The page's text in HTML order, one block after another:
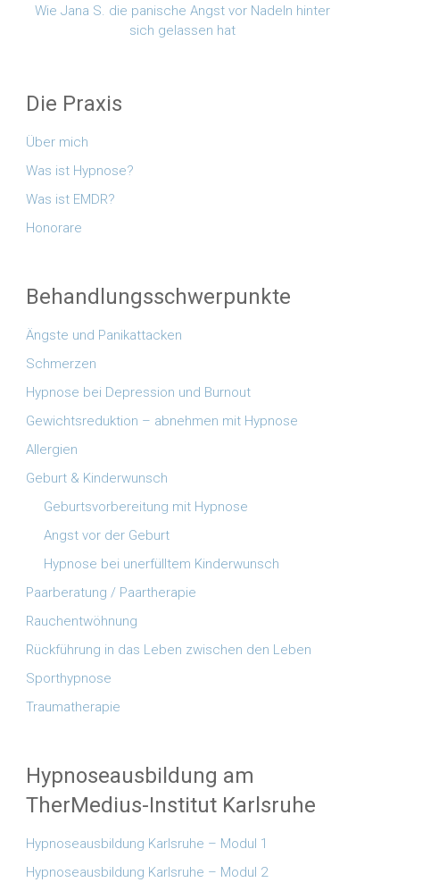
Wie Jana S. die panische Angst vor Nadeln hinter
sich gelassen hat
Die Praxis
Über mich
Was ist Hypnose?
Was ist EMDR?
Honorare
Behandlungsschwerpunkte
Ängste und Panikattacken
Schmerzen
Hypnose bei Depression und Burnout
Gewichtsreduktion – abnehmen mit Hypnose
Allergien
Geburt & Kinderwunsch
Geburtsvorbereitung mit Hypnose
Angst vor der Geburt
Hypnose bei unerfülltem Kinderwunsch
Paarberatung / Paartherapie
Rauchentwöhnung
Rückführung in das Leben zwischen den Leben
Sporthypnose
Traumatherapie
Hypnoseausbildung am
TherMedius-Institut Karlsruhe
Hypnoseausbildung Karlsruhe – Modul 1
Hypnoseausbildung Karlsruhe – Modul 2